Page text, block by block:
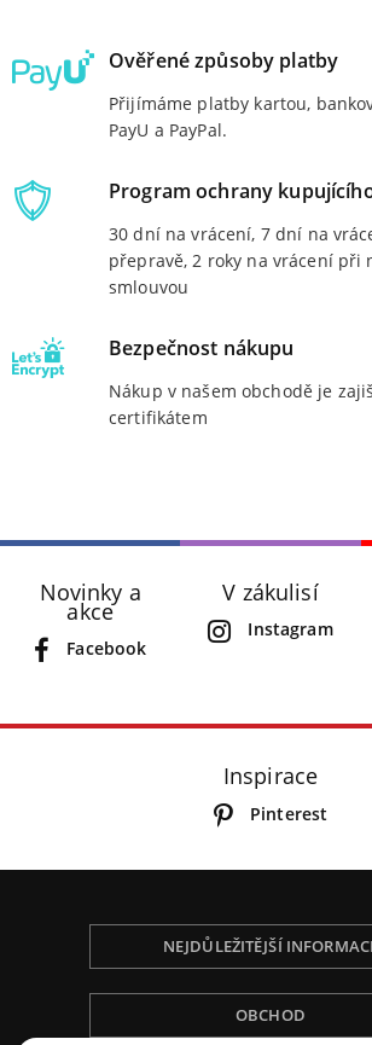
Ověřené způsoby platby
Přijímáme platby kartou,
PayU a PayPal.
Program ochrany
30 dní na vrácení, 7 dní na
přepravě, 2 roky na vrácení při
smlouvou
Bezpečnost nákupu
Nákup v našem obchodě je
certifikátem
Novinky a
akce
Facebook
V zákulisí
Instagram
Inspirace
Pinterest
NEJDŮLEŽITĚJŠÍ
OBCHOD